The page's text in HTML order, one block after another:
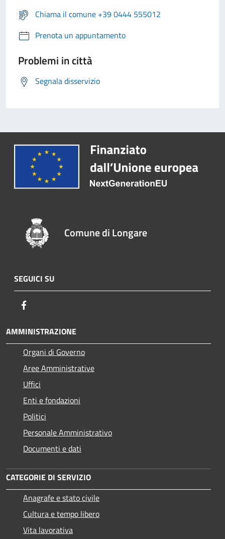
Chiama il comune +39 0444 555012
Prenota un appuntamento
Problemi in città
Segnala disservizio
Comune di Longare
SEGUICI SU
AMMINISTRAZIONE
Organi di Governo
Aree Amministrative
Uffici
Enti e fondazioni
Politici
Personale Amministrativo
Documenti e dati
CATEGORIE DI SERVIZIO
Anagrafe e stato civile
Cultura e tempo libero
Vita lavorativa